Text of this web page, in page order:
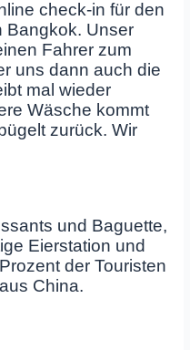
check-in für den
Bangkok. Unser
Fahrer zum
uns dann auch die
mal wieder
Wäsche kommt
zurück. Wir
und Baguette,
Eierstation und
der Touristen
China.